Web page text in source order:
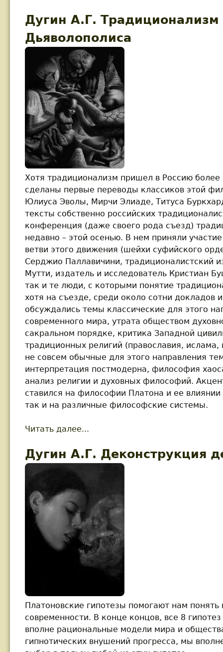
Дугин А.Г. Традиционализм
Дьяволополиса
Хотя традиционализм пришел в Россию
сделаны первые переводы классиков этой
Юлиуса Эволы, Мирчи Элиаде, Титуса
тексты собственно российских
конференция (даже своего рода съезд)
недавно – этой осенью. В нем приняли
ветви этого движения (шейхи суфийского
Серджио Паллавичини, традиционалистский
Мутти, издатель и исследователь Кристиан
так и те люди, с которыми понятие
хотя на съезде, среди около сотни докладов
обсуждались темы классические для этого
современного мира, утрата обществом
сакральном порядке, критика Западной
традиционных религий (православия,
не совсем обычные для этого направления
интерпретация постмодерна, философия
анализ религии и духовных философий.
ставился на философии Платона и ее
так и на различные философские системы.
Читать далее...
Дугин А.Г. Деконструкция
Платоновские гипотезы помогают нам
современности. В конце концов, все 8
вполне рациональные модели мира и
гипнотических внушений прогресса, мы